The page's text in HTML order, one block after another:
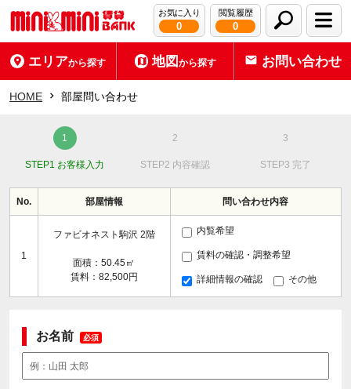
お気に入り
0
閲覧履歴
0
エリアから探す 地図から探す お問い合わせ
HOME 部屋問い合わせ
STEP1 お客様入力 STEP2 内容確認 STEP3 完了
No. 部屋情報 問い合わせ内容
1
ファビオネスト駒沢 2階
面積：50.45㎡
賃料：82,500円
内覧希望
賃料の確認・調整希望
詳細情報の確認 その他
お名前 必須